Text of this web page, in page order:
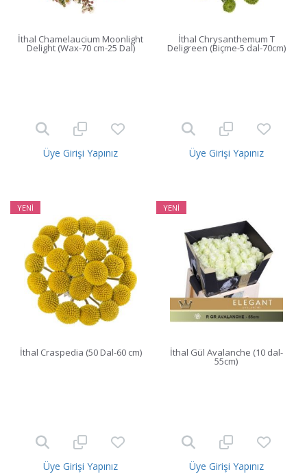
İthal Chamelaucium Moonlight
Delight (Wax-70 cm-25 Dal)
Üye Girişi Yapınız
İthal Chrysanthemum T
Deligreen (Biçme-5 dal-70cm)
Üye Girişi Yapınız
İthal Craspedia (50 Dal-60 cm)
Üye Girişi Yapınız
YENİ
İthal Gül Avalanche (10 dal-
55cm)
Üye Girişi Yapınız
YENİ